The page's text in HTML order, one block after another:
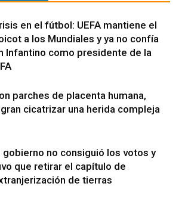
en el fútbol: UEFA mantiene el
a los Mundiales y ya no confía
Infantino como presidente de la
parches de placenta humana,
cicatrizar una herida compleja
gobierno no consiguió los votos y
que retirar el capítulo de
de tierras